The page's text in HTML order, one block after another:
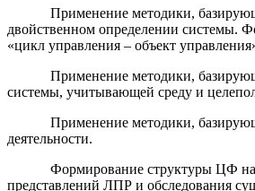
Применение методики,
двойственном определении системы.
«цикл управления – объект
Применение методики,
системы, учитывающей среду и
Применение методики,
деятельности.
Формирование структуры ЦФ на
представлений ЛПР и обследования